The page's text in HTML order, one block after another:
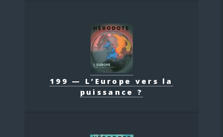
199 — L’Europe vers la
puissance ?